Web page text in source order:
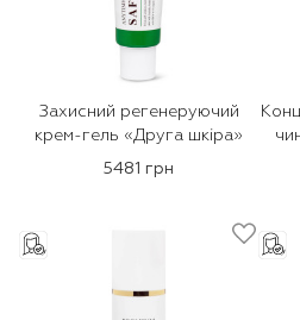
Захисний регенеруючий
крем-гель «Друга шкіра»
5481 грн